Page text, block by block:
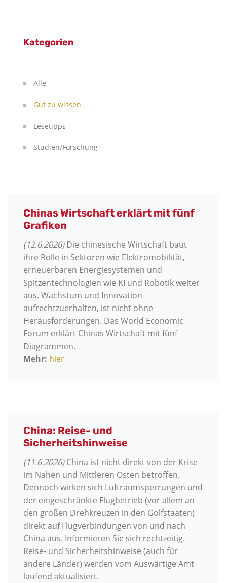
Kategorien
Alle
Gut zu wissen
Lesetipps
Studien/Forschung
Chinas Wirtschaft erklärt mit fünf
Grafiken
(12.6.2026)Die chinesische Wirtschaft baut
ihre Rolle in Sektoren wie Elektromobilität,
erneuerbaren Energiesystemen und
Spitzentechnologien wie KI und Robotik weiter
aus. Wachstum und Innovation
aufrechtzuerhalten, ist nicht ohne
Herausforderungen. Das World Economic
Forum erklärt Chinas Wirtschaft mit fünf
Diagrammen.
Mehr: hier
China: Reise- und
Sicherheitshinweise
(11.6.2026)China ist nicht direkt von der Krise
im Nahen und Mittleren Osten betroffen.
Dennoch wirken sich Luftraumsperrungen und
der eingeschränkte Flugbetrieb (vor allem an
den großen Drehkreuzen in den Golfstaaten)
direkt auf Flugverbindungen von und nach
China aus. Informieren Sie sich rechtzeitig.
Reise- und Sicherheitshinweise (auch für
andere Länder) werden vom Auswärtige Amt
laufend aktualisiert.